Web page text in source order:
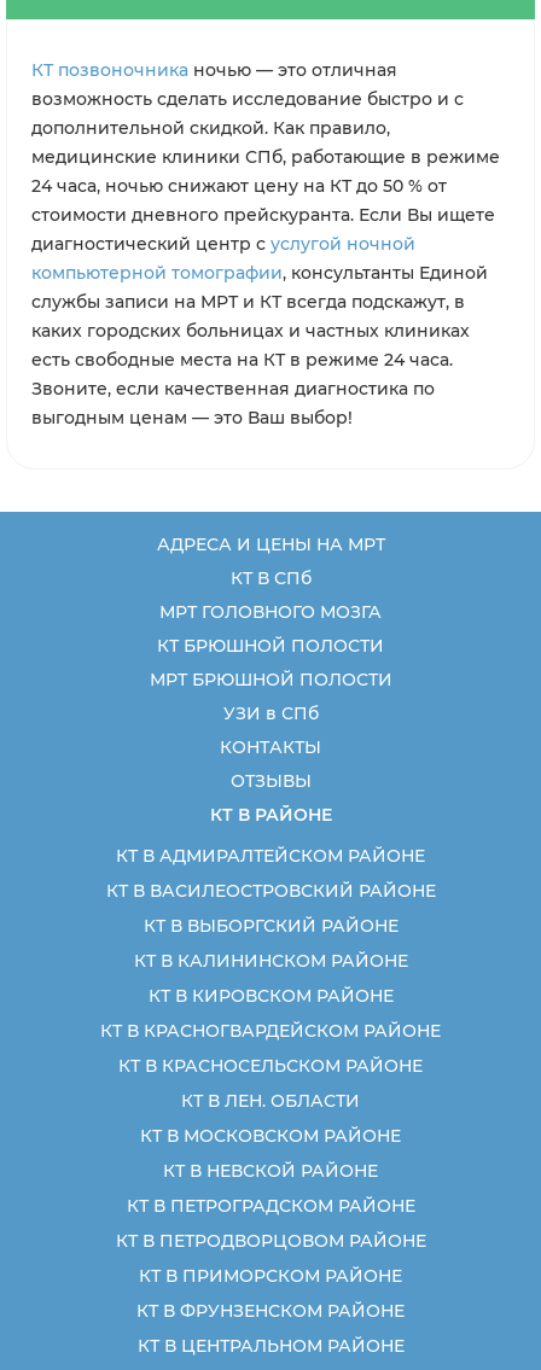
мед.центр.
КТ позвоночника ночью — это отличная
возможность сделать исследование быстро и с
дополнительной скидкой. Как правило,
медицинские клиники СПб, работающие в режиме
24 часа, ночью снижают цену на КТ до 50 % от
стоимости дневного прейскуранта. Если Вы ищете
диагностический центр с услугой ночной
компьютерной томографии, консультанты Единой
службы записи на МРТ и КТ всегда подскажут, в
каких городских больницах и частных клиниках
есть свободные места на КТ в режиме 24 часа.
Звоните, если качественная диагностика по
выгодным ценам — это Ваш выбор!
АДРЕСА И ЦЕНЫ НА МРТ
КТ В СПб
МРТ ГОЛОВНОГО МОЗГА
КТ БРЮШНОЙ ПОЛОСТИ
МРТ БРЮШНОЙ ПОЛОСТИ
УЗИ в СПб
КОНТАКТЫ
ОТЗЫВЫ
КТ В РАЙОНЕ
КТ В АДМИРАЛТЕЙСКОМ РАЙОНЕ
КТ В ВАСИЛЕОСТРОВСКИЙ РАЙОНЕ
КТ В ВЫБОРГСКИЙ РАЙОНЕ
КТ В КАЛИНИНСКОМ РАЙОНЕ
КТ В КИРОВСКОМ РАЙОНЕ
КТ В КРАСНОГВАРДЕЙСКОМ РАЙОНЕ
КТ В КРАСНОСЕЛЬСКОМ РАЙОНЕ
КТ В ЛЕН. ОБЛАСТИ
КТ В МОСКОВСКОМ РАЙОНЕ
КТ В НЕВСКОЙ РАЙОНЕ
КТ В ПЕТРОГРАДСКОМ РАЙОНЕ
КТ В ПЕТРОДВОРЦОВОМ РАЙОНЕ
КТ В ПРИМОРСКОМ РАЙОНЕ
КТ В ФРУНЗЕНСКОМ РАЙОНЕ
КТ В ЦЕНТРАЛЬНОМ РАЙОНЕ